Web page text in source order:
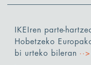
IKEIren parte-
Hobetzeko
bi urteko bileran ··>